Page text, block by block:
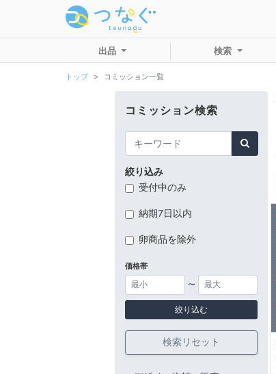
出品 検索
トップ コミッション一覧
コミッション検索
絞り込み
受付中のみ
納期7日以内
卵商品を除外
価格帯
〜
絞り込む
検索リセット